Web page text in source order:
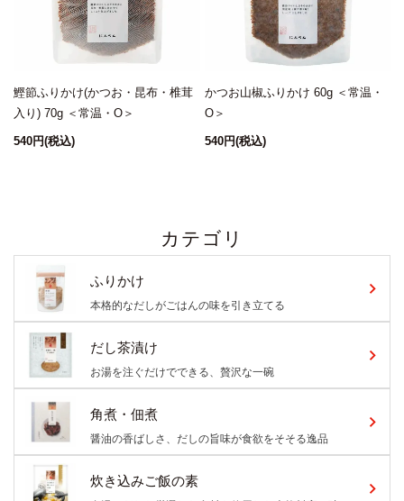
鰹節ふりかけ(かつお・昆布・椎茸
入り) 70g ＜常温・O＞
540円(税込)
かつお山椒ふりかけ 60g ＜常温・
O＞
540円(税込)
ふりかけ
本格的なだしがごはんの味を引き立てる
だし茶漬け
お湯を注ぐだけでできる、贅沢な一碗
角煮・佃煮
醤油の香ばしさ、だしの旨味が食欲をそそる逸品
炊き込みご飯の素
カテゴリ